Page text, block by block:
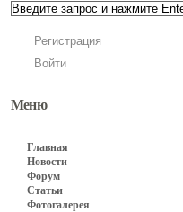
Регистрация
Войти
Меню
Главная
Новости
Форум
Статьи
Фотогалерея